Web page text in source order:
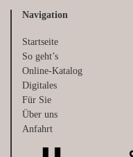
Navigation
Startseite
So geht’s
Online-Katalog
Digitales
Für Sie
Über uns
Anfahrt